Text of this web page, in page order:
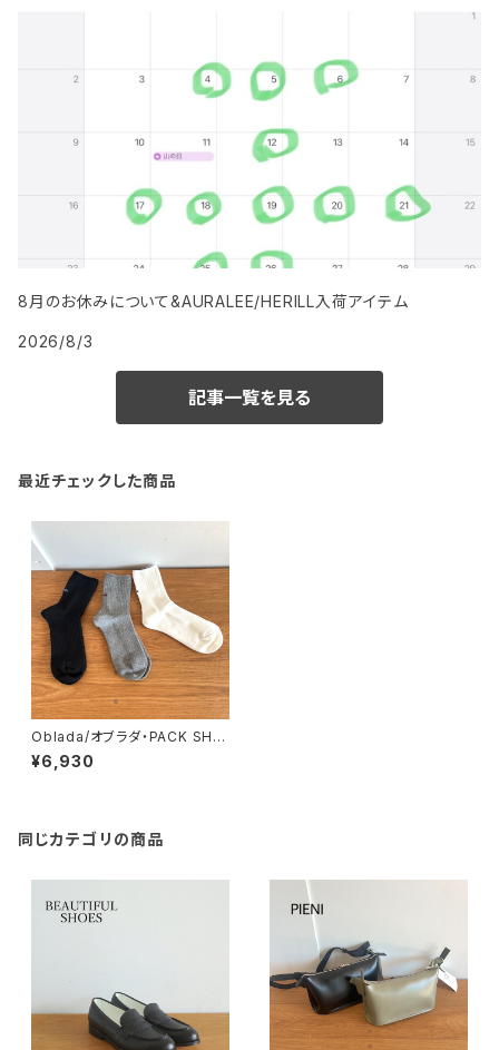
8月のお休みについて&AURALEE/HERILL入荷アイテム
2026/8/3
記事一覧を見る
最近チェックした商品
Oblada/オブラダ・PACK SHO
RT SOCKS
¥6,930
同じカテゴリの商品